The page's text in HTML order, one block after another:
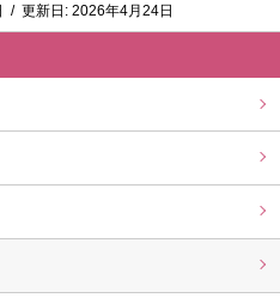
/ 更新日: 2026年4月24日